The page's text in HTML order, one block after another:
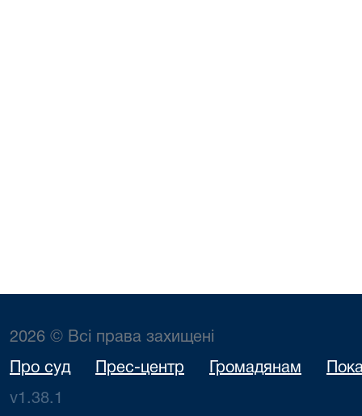
2026 © Всі права захищені
Про суд Прес-центр Громадянам
v1.38.1